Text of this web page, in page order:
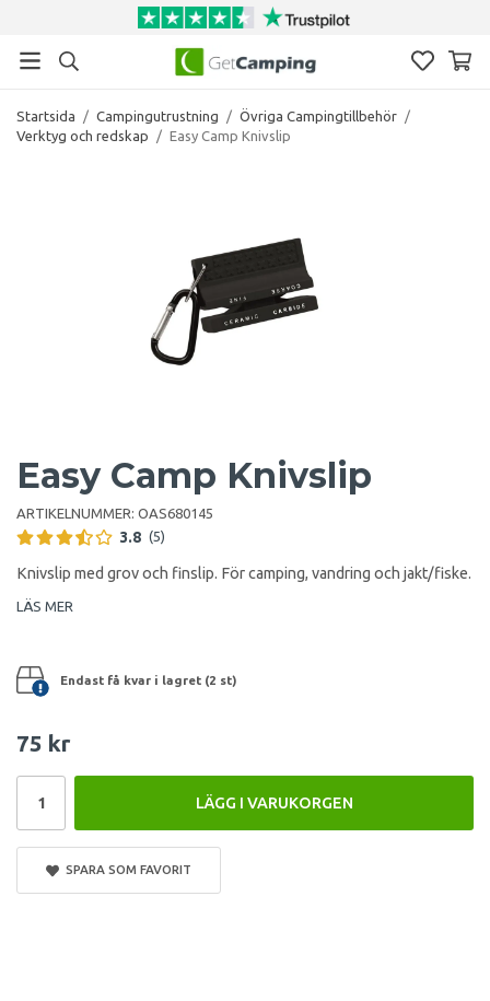
Startsida / Campingutrustning / Övriga Campingtillbehör /
Verktyg och redskap
/ Easy Camp Knivslip
Easy Camp Knivslip
ARTIKELNUMMER: OAS680145
3.8 (5)
Knivslip med grov och finslip. För camping, vandring och jakt/fiske.
LÄS MER
Endast få kvar i lagret (2 st)
75 kr
LÄGG I VARUKORGEN
SPARA SOM FAVORIT